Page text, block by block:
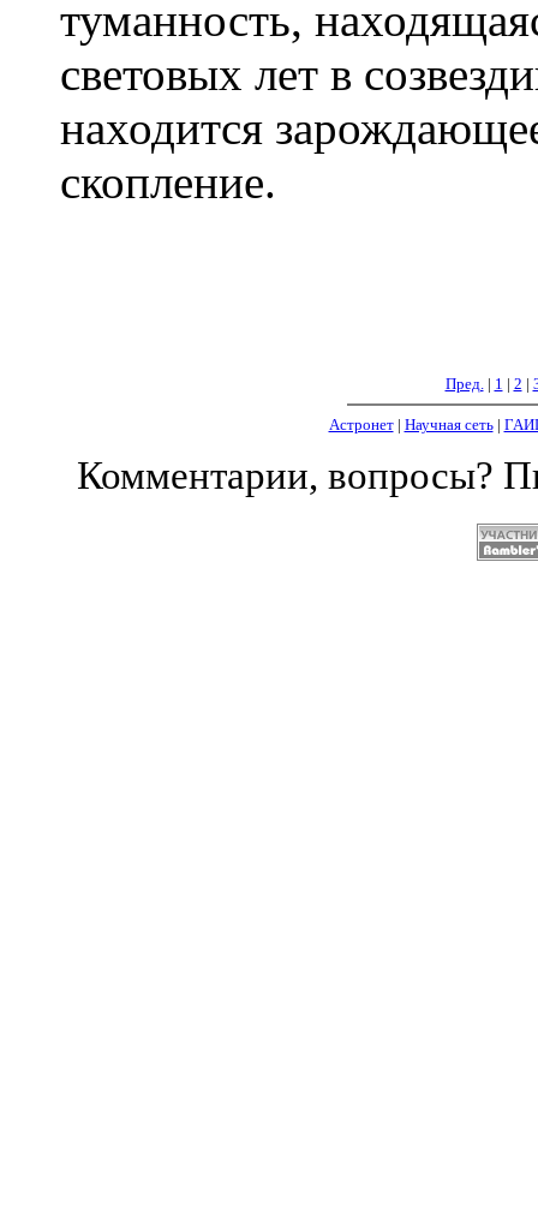
туманность,
световых лет в
находится
скопление.
Пред. | 1 | 2 |
Астронет| Научная сеть|
Комментарии, вопросы?